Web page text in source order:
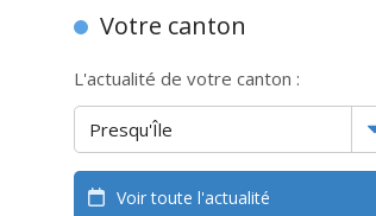
Votre canton
L'actualité de votre canton :
Voir toute l'actualité